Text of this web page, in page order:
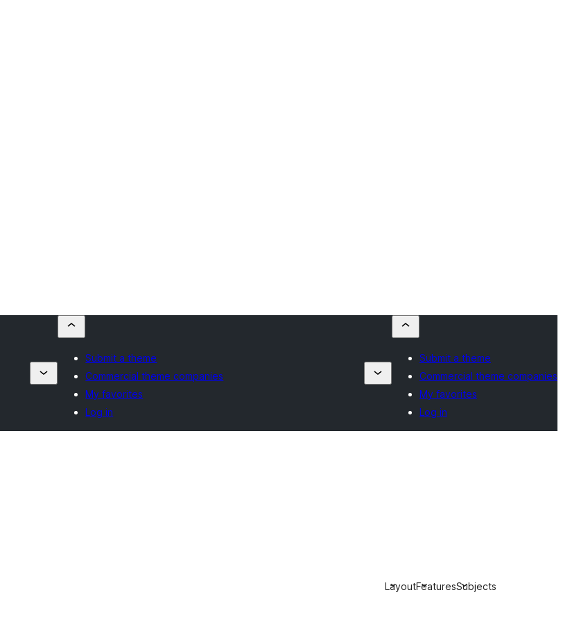
Submit a theme
Commercial theme companies
My favorites
Log in
Submit a theme
Commercial theme companies
My favorites
Log in
LayoutFeaturesSubjects